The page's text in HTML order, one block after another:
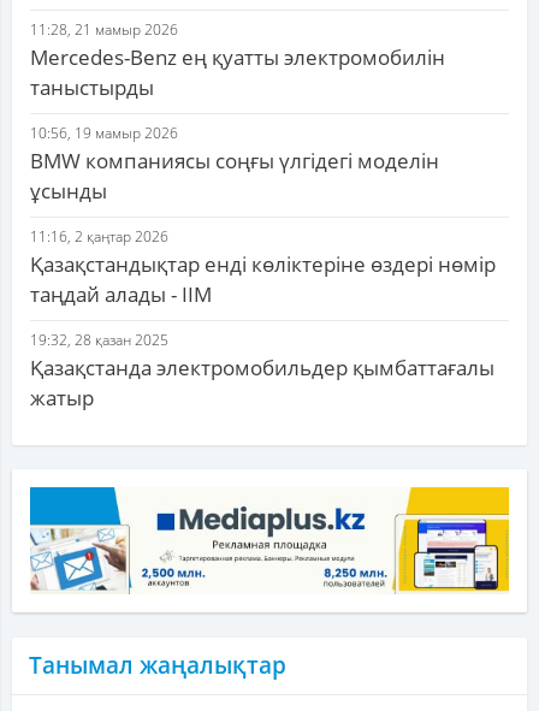
11:28, 21 мамыр 2026
Mercedes-Benz ең қуатты электромобилін
таныстырды
10:56, 19 мамыр 2026
BMW компаниясы соңғы үлгідегі моделін
ұсынды
11:16, 2 қаңтар 2026
Қазақстандықтар енді көліктеріне өздері нөмір
таңдай алады - ІІМ
19:32, 28 қазан 2025
Қазақстанда электромобильдер қымбаттағалы
жатыр
Танымал жаңалықтар